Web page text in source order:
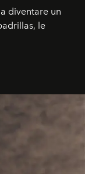
diventare un
le